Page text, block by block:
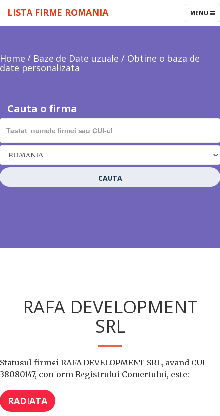
TOGGLE
MENU
LISTA FIRME ROMANIA
Home / Baze de Date uzuale / Obtine o baza de
date personalizata
Cauta o firma
CAUTA
RAFA DEVELOPMENT
SRL
Statusul firmei RAFA DEVELOPMENT SRL, avand CUI
38080147, conform Registrului Comertului, este:
RADIATA